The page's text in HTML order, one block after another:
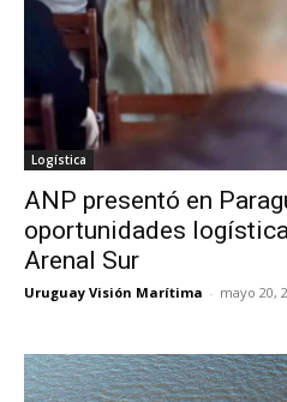
Logística
ANP presentó en
oportunidades
Arenal Sur
Uruguay Visión Marítima - mayo 20,